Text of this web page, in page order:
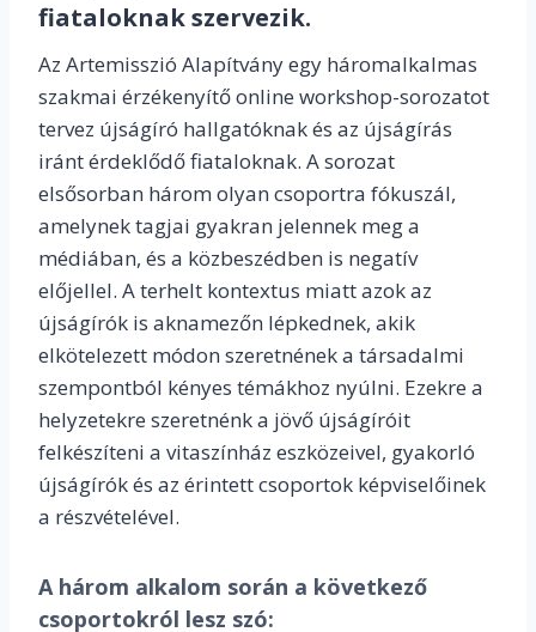
fiataloknak szervezik.
Az Artemisszió Alapítvány egy háromalkalmas
szakmai érzékenyítő online workshop-sorozatot
tervez újságíró hallgatóknak és az újságírás
iránt érdeklődő fiataloknak. A sorozat
elsősorban három olyan csoportra fókuszál,
amelynek tagjai gyakran jelennek meg a
médiában, és a közbeszédben is negatív
előjellel. A terhelt kontextus miatt azok az
újságírók is aknamezőn lépkednek, akik
elkötelezett módon szeretnének a társadalmi
szempontból kényes témákhoz nyúlni. Ezekre a
helyzetekre szeretnénk a jövő újságíróit
felkészíteni a vitaszínház eszközeivel, gyakorló
újságírók és az érintett csoportok képviselőinek
a részvételével.
A három alkalom során a következő
csoportokról lesz szó: